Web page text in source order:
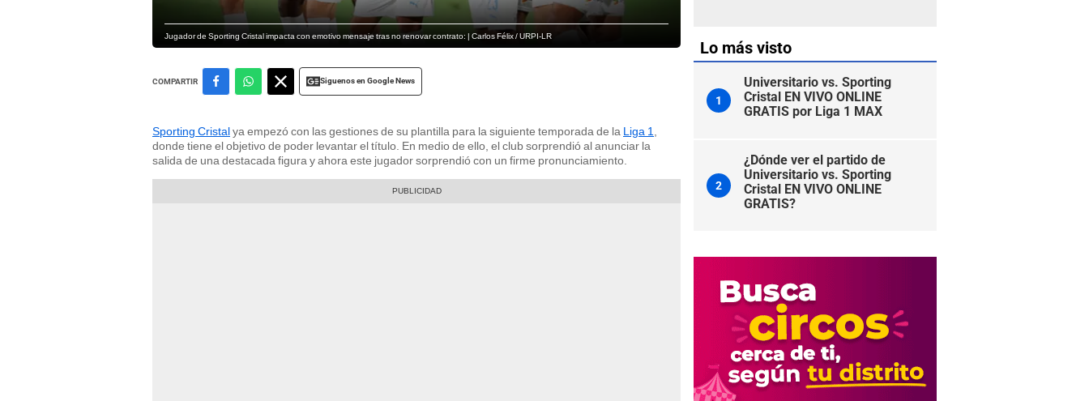
Jugador de Sporting Cristal impacta con emotivo mensaje tras no renovar contrato: | Carlos Félix / URPI-LR
COMPARTIR Siguenos en Google News
Sporting Cristalya empezó con las gestiones de su plantilla para la siguiente temporada de la Liga 1
donde tiene el objetivo de poder levantar el título. En medio de ello, el club sorprendió al anunciar la
salida de una destacada figura y ahora este jugador sorprendió con un firme pronunciamiento.
Lo más visto
1
Universitario vs. Sporting
Cristal EN VIVO ONLINE
GRATIS por Liga 1 MAX
2
¿Dónde ver el partido de
Universitario vs. Sporting
Cristal EN VIVO ONLINE
GRATIS?